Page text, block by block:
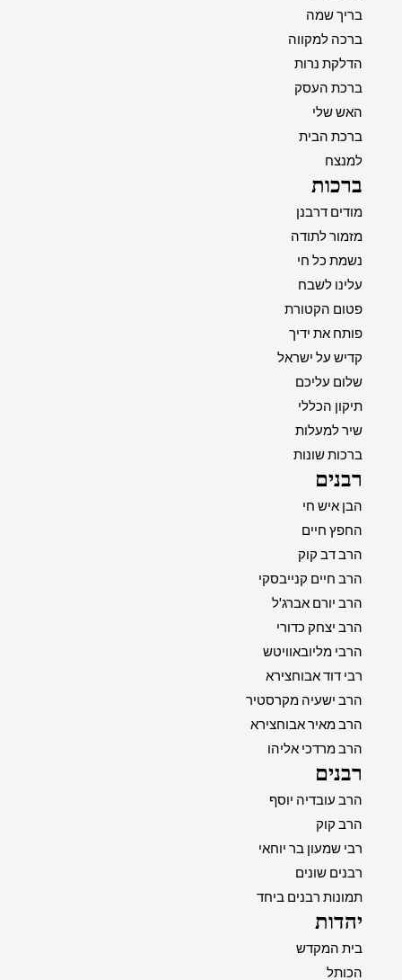
בריך שמה
ברכה למקווה
הדלקת נרות
ברכת העסק
האש שלי
ברכת הבית
למנצח
ברכות
מודים דרבנן
מזמור לתודה
נשמת כל חי
עלינו לשבח
פטום הקטורת
פותח את ידיך
קדיש על ישראל
שלום עליכם
תיקון הכללי
שיר למעלות
ברכות שונות
רבנים
הבן איש חי
החפץ חיים
הרב דב קוק
הרב חיים קנייבסקי
הרב יורם אברג'ל
הרב יצחק כדורי
הרבי מליובאוויטש
רבי דוד אבוחצירא
הרב ישעיה מקרסטיר
הרב מאיר אבוחצירא
הרב מרדכי אליהו
רבנים
הרב עובדיה יוסף
הרב קוק
רבי שמעון בר יוחאי
רבנים שונים
תמונות רבנים ביחד
יהדות
בית המקדש
הכותל